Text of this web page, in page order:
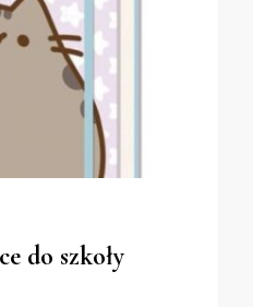
do szkoły